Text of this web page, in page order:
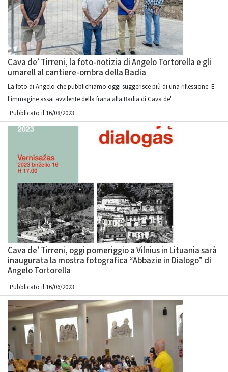
Cava de’ Tirreni, la foto-notizia di Angelo Tortorella e gli
umarell al cantiere-ombra della Badia
La foto di Angelo che pubblichiamo oggi suggerisce più di una riflessione. E'
l'immagine assai avvilente della frana alla Badia di Cava de'
Pubblicato il 16/08/2023
Cava de’ Tirreni, oggi pomeriggio a Vilnius in Lituania sarà
inaugurata la mostra fotografica “Abbazie in Dialogo” di
Angelo Tortorella
Pubblicato il 16/06/2023